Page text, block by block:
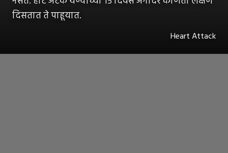
दिसतात ते पाहूयात.
Heart Attack